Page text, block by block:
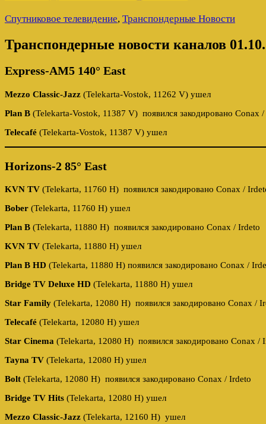
Спутниковое телевидение, Транспондерные Новости
Транспондерные новости каналов
Express-AM5 140° East
Mezzo Classic-Jazz (Telekarta-Vostok, 11262 V) ушел
Plan B (Telekarta-Vostok, 11387 V) появился закодировано Conax
Telecafé (Telekarta-Vostok, 11387 V) ушел
Horizons-2 85° East
KVN TV (Telekarta, 11760 H) появился закодировано Conax /
Bober (Telekarta, 11760 H) ушел
Plan B (Telekarta, 11880 H) появился закодировано Conax / Irdeto
KVN TV (Telekarta, 11880 H) ушел
Plan B HD (Telekarta, 11880 H) появился закодировано Conax /
Bridge TV Deluxe HD (Telekarta, 11880 H) ушел
Star Family (Telekarta, 12080 H) появился закодировано Conax /
Telecafé (Telekarta, 12080 H) ушел
Star Cinema (Telekarta, 12080 H) появился закодировано Conax /
Tayna TV (Telekarta, 12080 H) ушел
Bolt (Telekarta, 12080 H) появился закодировано Conax / Irdeto
Bridge TV Hits (Telekarta, 12080 H) ушел
Mezzo Classic-Jazz (Telekarta, 12160 H) ушел